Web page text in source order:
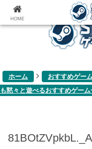
ゲ
ホーム おすすめゲー
も黙々と遊べるおすすめゲー
HOME